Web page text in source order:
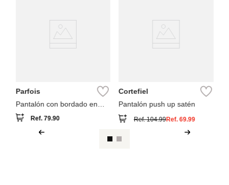
Parfois
Pantalón con bordado en
relieve
Ref.79.90
Cortefiel
Pantalón push up satén
Ref.104.99Ref. 69.99